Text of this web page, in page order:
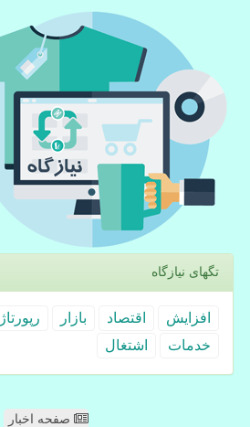
تگهای نیازگاه
افزایش اقتصاد بازار رپورتاژ
خدمات
اشتغال
صفحه اخبار